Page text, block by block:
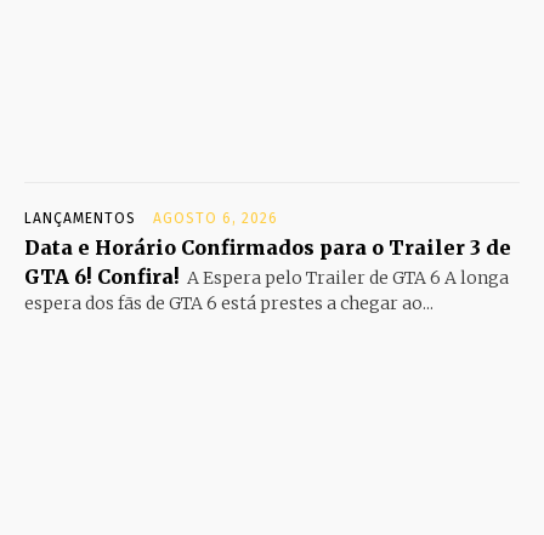
LANÇAMENTOS AGOSTO 6, 2026
Data e Horário Confirmados para o Trailer 3 de
GTA 6! Confira! A Espera pelo Trailer de GTA 6 A longa
espera dos fãs de GTA 6 está prestes a chegar ao...